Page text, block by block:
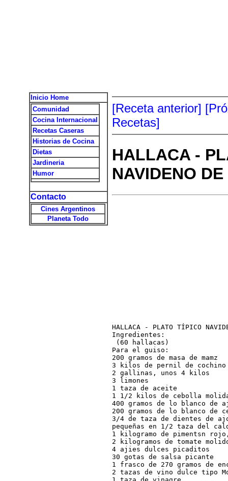
Inicio Home
Comunidad
Cocina Internacional
Recetas Caseras
Historias de Cocina
Dietas
Jardineria
Humor
Contacto
Cines Argentinos
Planeta Todo
[Receta anterior]
Recetas]
HALLACA -
NAVIDENO
HALLACA - PLATO TÍPICO
Ingredientes:
(60 hallacas)
Para el guiso:
200 gramos de masa de mamz
3 kilos de pernil de cochino
2 gallinas, unos 4 kilos
3 limones
1 taza de aceite
1 1/2 kilos de cebolla
400 gramos de lo blanco de
200 gramos de lo blanco de
3/4 de taza de dientes de
pequeñas en 1/2 taza del
1 kilogramo de pimentsn
2 kilogramos de tomate
4 ajies dulces picaditos
30 gotas de salsa picante
1 frasco de 270 gramos de
2 tazas de vino dulce tipo